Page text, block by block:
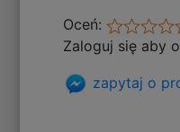
Oceń:
Zaloguj się aby
zapytaj o